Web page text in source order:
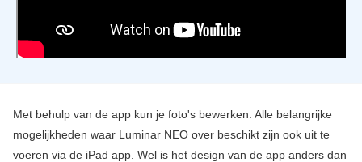
Met behulp van de app kun je foto's bewerken. Alle belangrijke
mogelijkheden waar Luminar NEO over beschikt zijn ook uit te
voeren via de iPad app. Wel is het design van de app anders dan